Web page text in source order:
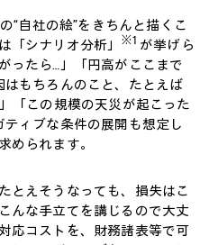
“自社の絵”をきちんと描くこ
「シナリオ分析」
※1 が挙げら
ったら…」「円高がここまで
もちろんのこと、たとえば
「この規模の天災が起こった
ィブな条件の展開も想定し
められます。
とえそうなっても、損失はこ
んな手立てを講じるので大丈
応コストを、財務諸表等で可